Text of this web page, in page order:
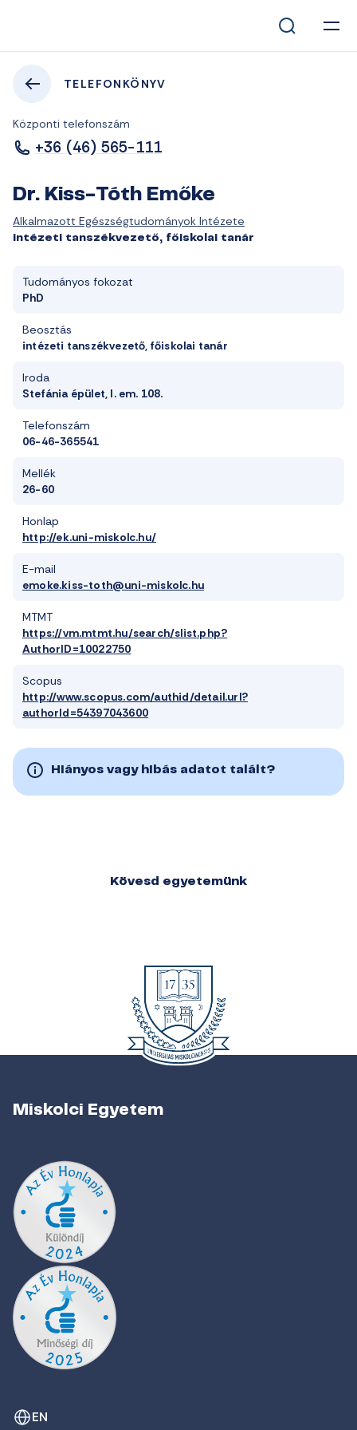
TELEFONKÖNYV
Központi telefonszám
+36 (46) 565-111
Dr. Kiss-Tóth Emőke
Alkalmazott Egészségtudományok Intézete
intézeti tanszékvezető, főiskolai tanár
Tudományos fokozat
PhD
Beosztás
intézeti tanszékvezető, főiskolai tanár
Iroda
Stefánia épület, I. em. 108.
Telefonszám
06-46-365541
Mellék
26-60
Honlap
http://ek.uni-miskolc.hu/
E-mail
emoke.kiss-toth@uni-miskolc.hu
MTMT
https://vm.mtmt.hu/search/slist.php?
AuthorID=10022750
Scopus
http://www.scopus.com/authid/detail.url?
authorId=54397043600
Hiányos vagy hibás adatot talált?
Kövesd egyetemünk
Miskolci Egyetem
EN